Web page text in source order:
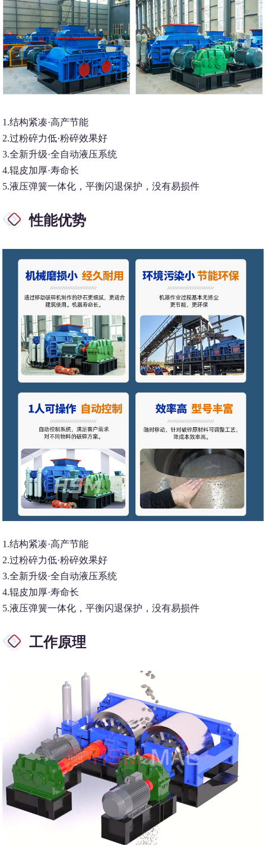
1.结构紧凑·高产节能
2.过粉碎力低·粉碎效果好
3.全新升级·全自动液压系统
4.辊皮加厚·寿命长
5.液压弹簧一体化，平衡闪退保护，没有易损件
性能优势
1.结构紧凑·高产节能
2.过粉碎力低·粉碎效果好
3.全新升级·全自动液压系统
4.辊皮加厚·寿命长
5.液压弹簧一体化，平衡闪退保护，没有易损件
工作原理